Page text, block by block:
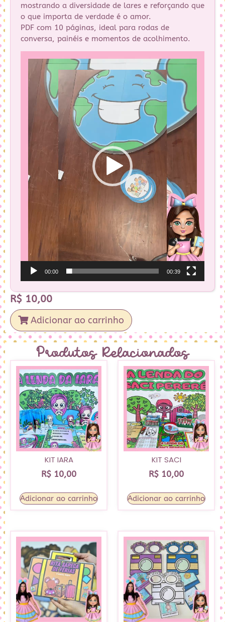
mostrando a diversidade de lares e reforçando que
o que importa de verdade é o amor.
PDF com 10 páginas, ideal para rodas de
conversa, painéis e momentos de acolhimento.
00:00 00:39
R$ 10,00
Adicionar ao carrinho
Produtos Relacionados
KIT IARA
R$ 10,00
Adicionar ao carrinho
KIT SACI
R$ 10,00
Adicionar ao carrinho